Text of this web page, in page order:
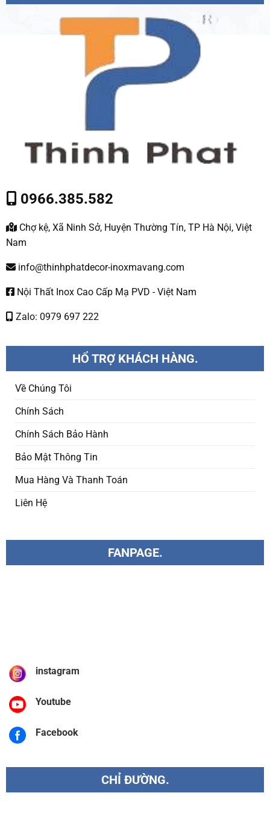
0966.385.582
Chợ kệ, Xã Ninh Sở, Huyện Thường Tín, TP Hà Nội, Việt
Nam
info@thinhphatdecor-inoxmavang.com
Nội Thất Inox Cao Cấp Mạ PVD - Việt Nam
Zalo: 0979 697 222
HỔ TRỢ KHÁCH HÀNG.
Về Chúng Tôi
Chính Sách
Chính Sách Bảo Hành
Bảo Mật Thông Tin
Mua Hàng Và Thanh Toán
Liên Hệ
FANPAGE.
instagram
Youtube
Facebook
CHỈ ĐƯỜNG.